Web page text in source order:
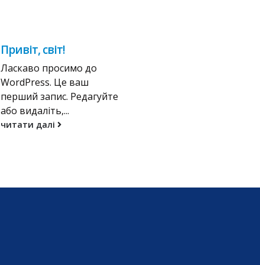
Привіт, світ!
Ласкаво просимо до
WordPress. Це ваш
перший запис. Редагуйте
або видаліть,...
читати далі